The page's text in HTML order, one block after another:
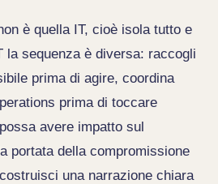
è quella IT, cioè isola tutto e
la sequenza è diversa: raccogli
prima di agire, coordina
prima di toccare
avere impatto sul
portata della compromissione
una narrazione chiara